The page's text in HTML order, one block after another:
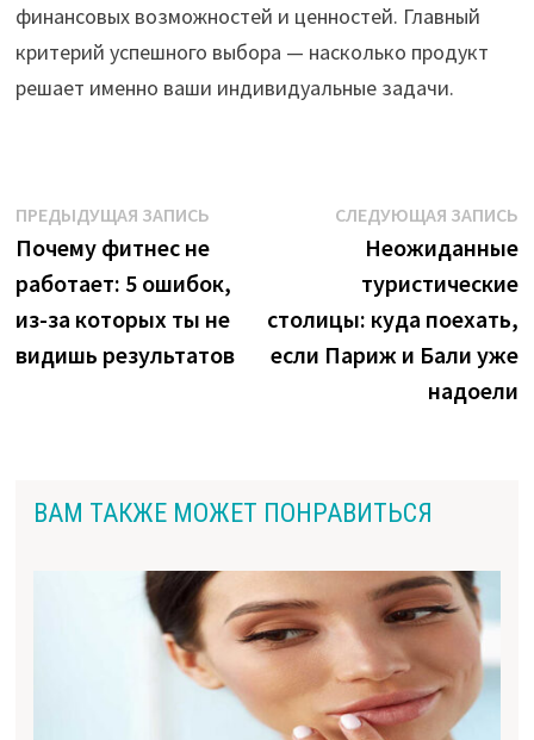
финансовых возможностей и ценностей. Главный
критерий успешного выбора — насколько продукт
решает именно ваши индивидуальные задачи.
Навигация
по
записям
ПРЕДЫДУЩАЯ ЗАПИСЬПредыдущая
запись:
Почему фитнес не
работает: 5 ошибок,
из-за которых ты не
видишь результатов
СЛЕДУЮЩАЯ ЗАПИСЬ
Неожиданные
туристические
столицы: куда поехать,
если Париж и Бали уже
надоели
ВАМ ТАКЖЕ МОЖЕТ ПОНРАВИТЬСЯ